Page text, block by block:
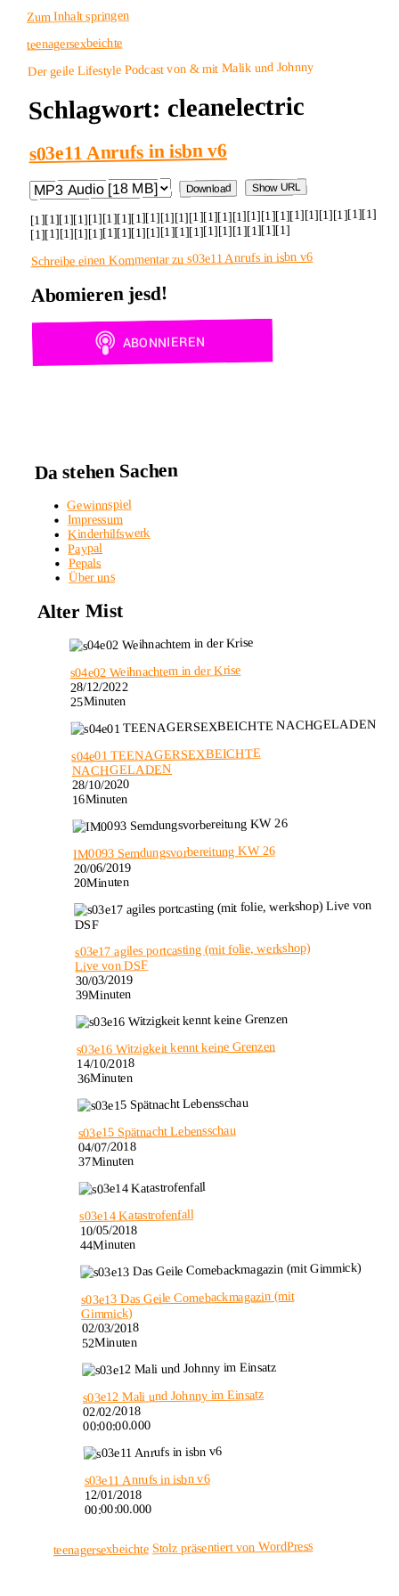
Zum Inhalt springen
teenagersexbeichte
Der geile Lifestyle Podcast von & mit Malik und Johnny
Schlagwort:cleanelectric
s03e11 Anrufs in isbn v6
Download Show URL
[1][1][1][1][1][1][1][1][1][1][1][1][1][1][1][1][1][1][1][1][1][1][1][1]
[1][1][1][1][1][1][1][1][1][1][1][1][1][1][1][1][1][1]
Schreibe einen Kommentarzu s03e11 Anrufs in isbn v6
Abomieren jesd!
Da stehen Sachen
Gewinnspiel
Impressum
Kinderhilfswerk
Paypal
Pepals
Über uns
Alter Mist
s04e02 Weihnachtem in der Krise
28/12/2022
25Minuten
s04e01 TEENAGERSEXBEICHTE
NACHGELADEN
28/10/2020
16Minuten
IM0093 Semdungsvorbereitung KW 26
20/06/2019
20Minuten
s03e17 agiles portcasting (mit folie, werkshop)
Live von DSF
30/03/2019
39Minuten
s03e16 Witzigkeit kennt keine Grenzen
14/10/2018
36Minuten
s03e15 Spätnacht Lebensschau
04/07/2018
37Minuten
s03e14 Katastrofenfall
10/05/2018
44Minuten
s03e13 Das Geile Comebackmagazin (mit
Gimmick)
02/03/2018
52Minuten
s03e12 Mali und Johnny im Einsatz
02/02/2018
00:00:00.000
s03e11 Anrufs in isbn v6
12/01/2018
00:00:00.000
teenagersexbeichte Stolz präsentiert von WordPress